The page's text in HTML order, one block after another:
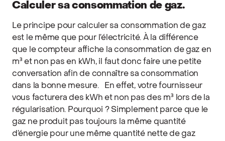
Calculer sa consommation de gaz.
Le principe pour calculer sa consommation de gaz
est le même que pour l’électricité. À la différence
que le compteur affiche la consommation de gaz en
m³ et non pas en kWh, il faut donc faire une petite
conversation afin de connaître sa consommation
dans la bonne mesure.
En effet, votre fournisseur
vous facturera des kWh et non pas des m³ lors de la
régularisation. Pourquoi ? Simplement parce que le
gaz ne produit pas toujours la même quantité
d’énergie pour une même quantité nette de gaz